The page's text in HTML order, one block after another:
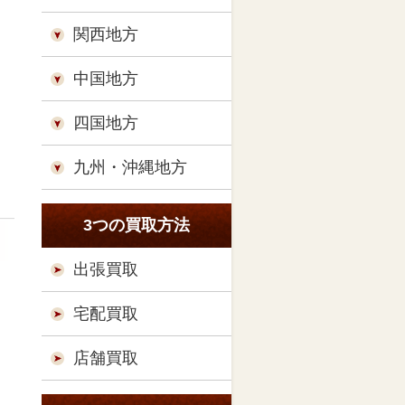
関西地方
中国地方
四国地方
九州・沖縄地方
3つの買取方法
出張買取
宅配買取
店舗買取